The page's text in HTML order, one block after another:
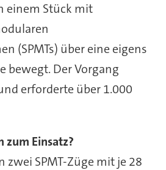
einem Stück mit
(SPMTs) über eine eigens
bewegt. Der Vorgang
erforderte über 1.000
zum Einsatz?
zwei SPMT-Züge mit je 28